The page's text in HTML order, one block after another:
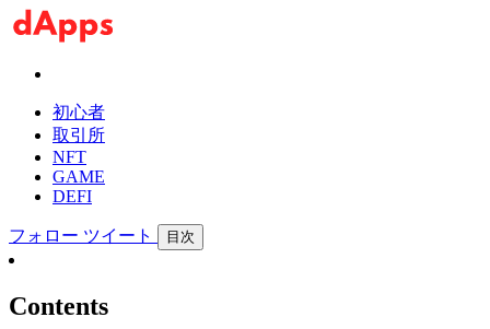
初心者
取引所
NFT
GAME
DEFI
フォロー ツイート 目次
Contents